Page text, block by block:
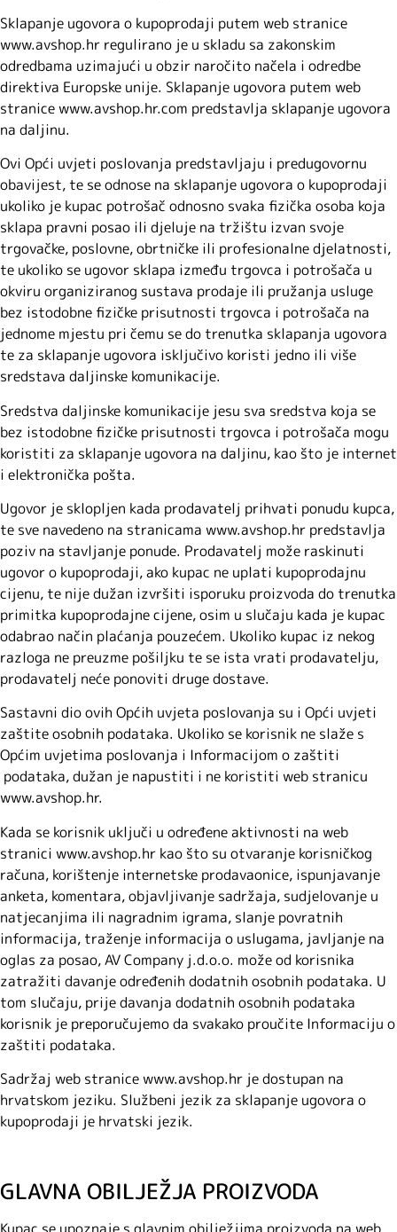
Sklapanje ugovora o kupoprodaji putem web stranice
www.avshop.hr regulirano je u skladu sa zakonskim
odredbama uzimajući u obzir naročito načela i odredbe
direktiva Europske unije. Sklapanje ugovora putem web
stranice www.avshop.hr.com predstavlja sklapanje ugovora
na daljinu.
Ovi Opći uvjeti poslovanja predstavljaju i predugovornu
obavijest, te se odnose na sklapanje ugovora o kupoprodaji
ukoliko je kupac potrošač odnosno svaka fizička osoba koja
sklapa pravni posao ili djeluje na tržištu izvan svoje
trgovačke, poslovne, obrtničke ili profesionalne djelatnosti,
te ukoliko se ugovor sklapa između trgovca i potrošača u
okviru organiziranog sustava prodaje ili pružanja usluge
bez istodobne fizičke prisutnosti trgovca i potrošača na
jednome mjestu pri čemu se do trenutka sklapanja ugovora
te za sklapanje ugovora isključivo koristi jedno ili više
sredstava daljinske komunikacije.
Sredstva daljinske komunikacije jesu sva sredstva koja se
bez istodobne fizičke prisutnosti trgovca i potrošača mogu
koristiti za sklapanje ugovora na daljinu, kao što je internet
i elektronička pošta.
Ugovor je sklopljen kada prodavatelj prihvati ponudu kupca,
te sve navedeno na stranicama www.avshop.hr predstavlja
poziv na stavljanje ponude. Prodavatelj može raskinuti
ugovor o kupoprodaji, ako kupac ne uplati kupoprodajnu
cijenu, te nije dužan izvršiti isporuku proizvoda do trenutka
primitka kupoprodajne cijene, osim u slučaju kada je kupac
odabrao način plaćanja pouzećem. Ukoliko kupac iz nekog
razloga ne preuzme pošiljku te se ista vrati prodavatelju,
prodavatelj neće ponoviti druge dostave.
Sastavni dio ovih Općih uvjeta poslovanja su i Opći uvjeti
zaštite osobnih podataka. Ukoliko se korisnik ne slaže s
Općim uvjetima poslovanja i Informacijom o zaštiti
podataka, dužan je napustiti i ne koristiti web stranicu
www.avshop.hr.
Kada se korisnik uključi u određene aktivnosti na web
stranici www.avshop.hr kao što su otvaranje korisničkog
računa, korištenje internetske prodavaonice, ispunjavanje
anketa, komentara, objavljivanje sadržaja, sudjelovanje u
natjecanjima ili nagradnim igrama, slanje povratnih
informacija, traženje informacija o uslugama, javljanje na
oglas za posao, AV Company j.d.o.o. može od korisnika
zatražiti davanje određenih dodatnih osobnih podataka. U
tom slučaju, prije davanja dodatnih osobnih podataka
korisnik je preporučujemo da svakako proučite Informaciju o
zaštiti podataka.
Sadržaj web stranice www.avshop.hr je dostupan na
hrvatskom jeziku. Službeni jezik za sklapanje ugovora o
kupoprodaji je hrvatski jezik.
GLAVNA OBILJEŽJA PROIZVODA